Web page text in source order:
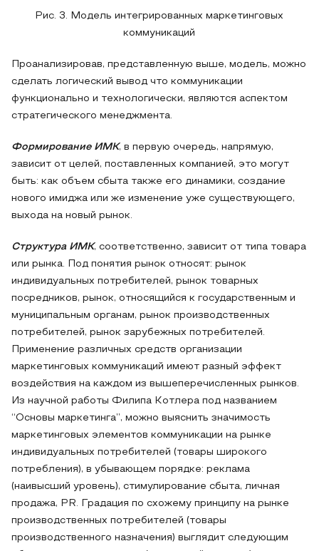
Рис. 3. Модель интегрированных маркетинговых
коммуникаций
Проанализировав, представленную выше, модель, можно
сделать логический вывод что коммуникации
функционально и технологически, являются аспектом
стратегического менеджмента.
Формирование ИМК, в первую очередь, напрямую,
зависит от целей, поставленных компанией, это могут
быть: как объем сбыта также его динамики, создание
нового имиджа или же изменение уже существующего,
выхода на новый рынок.
Структура ИМК, соответственно, зависит от типа товара
или рынка. Под понятия рынок относят: рынок
индивидуальных потребителей, рынок товарных
посредников, рынок, относящийся к государственным и
муниципальным органам, рынок производственных
потребителей, рынок зарубежных потребителей.
Применение различных средств организации
маркетинговых коммуникаций имеют разный эффект
воздействия на каждом из вышеперечисленных рынков.
Из научной работы Филипа Котлера под названием
“Основы маркетинга”, можно выяснить значимость
маркетинговых элементов коммуникации на рынке
индивидуальных потребителей (товары широкого
потребления), в убывающем порядке: реклама
(наивысший уровень), стимулирование сбыта, личная
продажа, PR. Градация по схожему принципу на рынке
производственных потребителей (товары
производственного назначения) выглядит следующим